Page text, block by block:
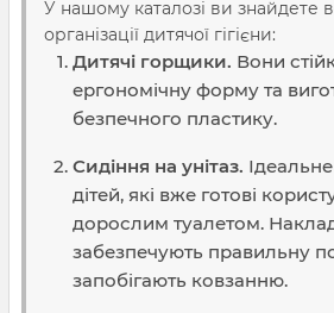
У нашому каталозі ви знайдете
організації дитячої гігієни:
Дитячі горщики. Вони
ергономічну форму та
безпечного пластику.
Сидіння на унітаз.
дітей, які вже готові
дорослим туалетом.
забезпечують правильну
запобігають ковзанню.